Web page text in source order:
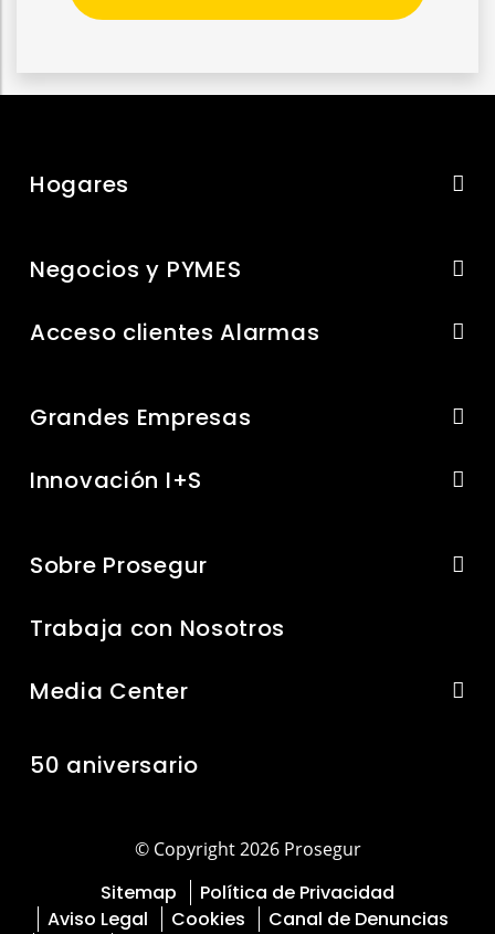
Hogares
Negocios y PYMES
Acceso clientes Alarmas
Grandes Empresas
Innovación I+S
Sobre Prosegur
Trabaja con Nosotros
Media Center
50 aniversario
© Copyright 2026 Prosegur
Sitemap
Política de Privacidad
Aviso Legal
Cookies
Canal de Denuncias